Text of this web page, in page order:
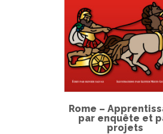
Minisérie sur les
3,99 $-PDF
Rome –
par enquête et
projets